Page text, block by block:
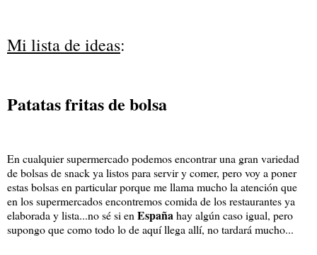
Mi lista de ideas:
Patatas fritas de bolsa
En cualquier supermercado podemos encontrar una gran variedad
de bolsas de snack ya listos para servir y comer, pero voy a poner
estas bolsas en particular porque me llama mucho la atención que
en los supermercados encontremos comida de los restaurantes ya
elaborada y lista...no sé si en Españahay algún caso igual, pero
supongo que como todo lo de aquí llega allí, no tardará mucho...